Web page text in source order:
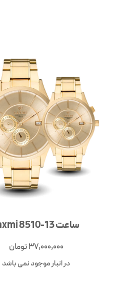
ساعت Laxmi 8510-13
37,000,000تومان
در انبار موجود نمی باشد